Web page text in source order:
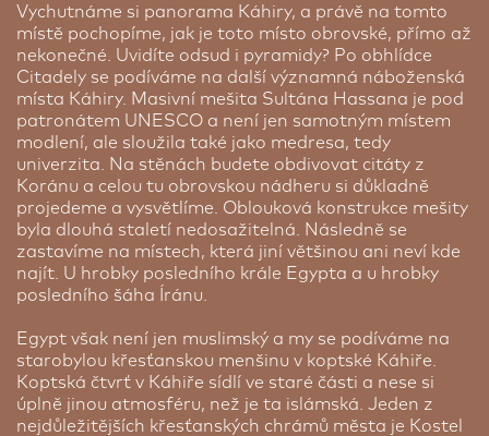
Vychutnáme si panorama Káhiry, a právě na tomto
místě pochopíme, jak je toto místo obrovské, přímo až
nekonečné. Uvidíte odsud i pyramidy? Po obhlídce
Citadely se podíváme na další významná náboženská
místa Káhiry. Masivní mešita Sultána Hassana je pod
patronátem UNESCO a není jen samotným místem
modlení, ale sloužila také jako medresa, tedy
univerzita. Na stěnách budete obdivovat citáty z
Koránu a celou tu obrovskou nádheru si důkladně
projedeme a vysvětlíme. Oblouková konstrukce mešity
byla dlouhá staletí nedosažitelná. Následně se
zastavíme na místech, která jiní většinou ani neví kde
najít. U hrobky posledního krále Egypta a u hrobky
posledního šáha Íránu.
Egypt však není jen muslimský a my se podíváme na
starobylou křesťanskou menšinu v koptské Káhiře.
Koptská čtvrť v Káhiře sídlí ve staré části a nese si
úplně jinou atmosféru, než je ta islámská. Jeden z
nejdůležitějších křesťanských chrámů města je Kostel